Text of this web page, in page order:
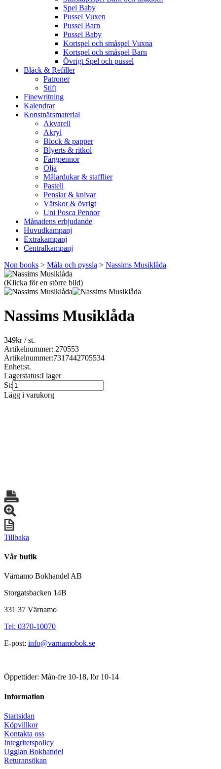
Spel Baby
Pussel Vuxen
Pussel Barn
Pussel Baby
Kortspel och småspel Vuxna
Kortspel och småspel Barn
Övrigt Spel och pussel
Bläck & Refiller
Patroner
Stift
Finewritning
Kalendrar
Konstnärsmaterial
Akvarell
Akryl
Block & papper
Blyerts & ritkol
Färgpennor
Olja
Målardukar & stafflier
Pastell
Penslar & knivar
Vätskor & övrigt
Uni Posca Pennor
Månadens erbjudande
Huvudkampanj
Extrakampanj
Centralkampanj
Non books > Måla och pyssla > Nassims Musiklåda
(Klicka för en större bild)
Nassims Musiklåda
349kr/ st.
Artikelnummer: 270553
Artikelnummer:7317442705534
Enhet:st.
Lagerstatus:I lager
St:
Lägg i varukorg
Tillbaka
Vår butik
Värnamo Bokhandel AB
Storgatsbacken 14B
331 37 Värnamo
Tel: 0370-10070
E-post: info@varnamobok.se
Öppettider: Mån-fre 10-18, lör 10-14
Information
Startsidan
Köpvillkor
Kontakta oss
Integritetspolicy
Ugglan Bokhandel
Returansökan